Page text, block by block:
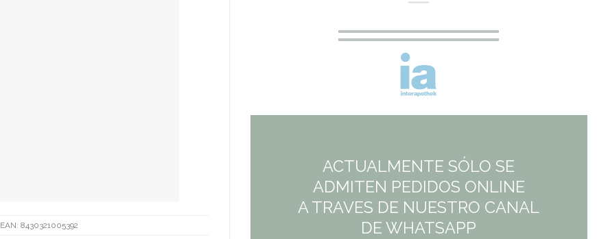
EAN:8430321005392
ACTUALMENTE SÓLO SE
ADMITEN PEDIDOS ONLINE
A TRAVES DE NUESTRO CANAL
DE WHATSAPP